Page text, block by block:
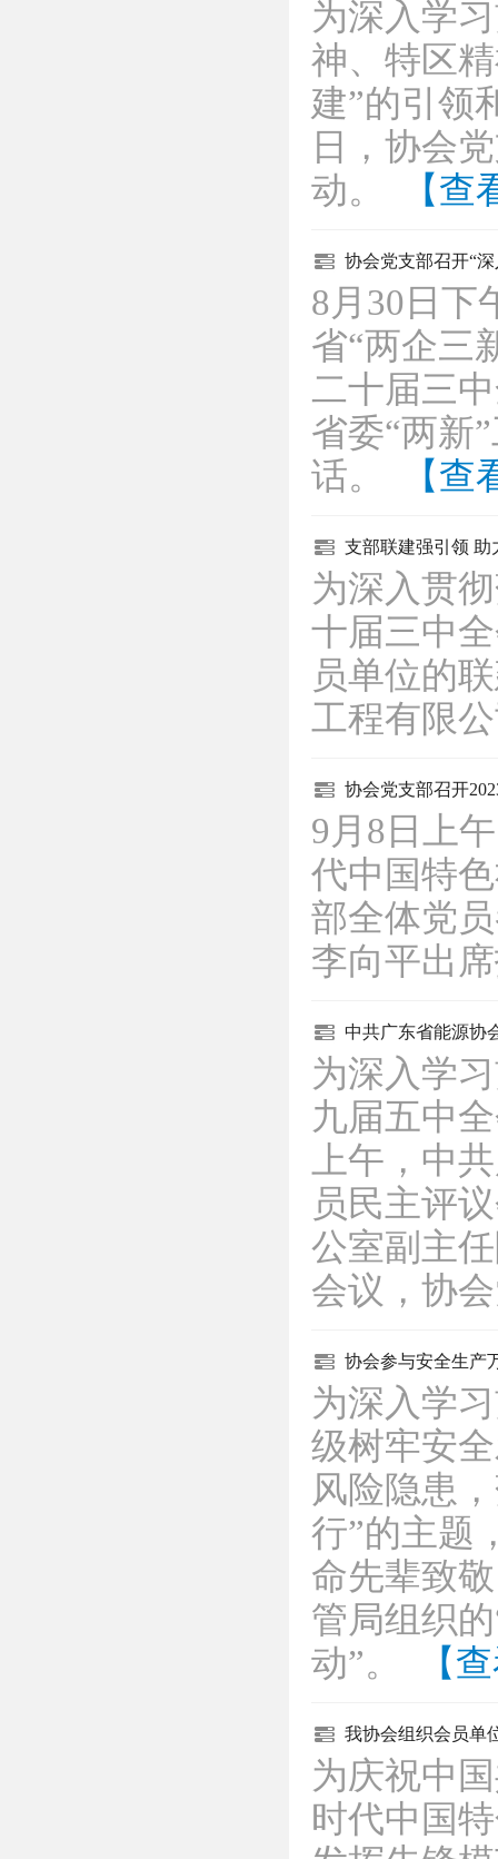
为深入学
神、特区
建”的引领
日，协会
动。
【查
协会党支部召开“
8月30日下
省“两企三
二十届三
省委“两新
话。
【查
支部联建强引领 助
为深入贯
十届三中
员单位的
工程有限
协会党支部召开
9月8日上
代中国特
部全体党
李向平出
中共广东省能源协
为深入学
九届五中
上午，中
员民主评
公室副主
会议，协
协会参与安全生产
为深入学
级树牢安
风险隐患
行”的主题
命先辈致
管局组织
动”。
【
我协会组织会员单
为庆祝中
时代中国